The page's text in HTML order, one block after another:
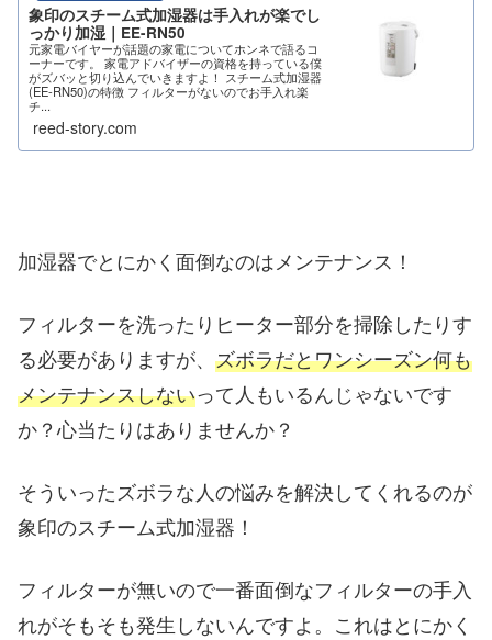
象印のスチーム式加湿器は手入れが楽でし
っかり加湿｜EE-RN50
元家電バイヤーが話題の家電についてホンネで語るコ
ーナーです。 家電アドバイザーの資格を持っている僕
がズバッと切り込んでいきますよ！ スチーム式加湿器
(EE-RN50)の特徴 フィルターがないのでお手入れ楽
チ...
reed-story.com
加湿器でとにかく面倒なのはメンテナンス！
フィルターを洗ったりヒーター部分を掃除したりす
る必要がありますが、 ズボラだとワンシーズン何も
メンテナンスしないって人もいるんじゃないです
か？心当たりはありませんか？
そういったズボラな人の悩みを解決してくれるのが
象印のスチーム式加湿器！
フィルターが無いので一番面倒なフィルターの手入
れがそもそも発生しないんですよ。これはとにかく